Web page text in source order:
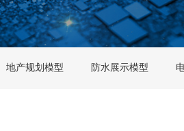
地产规划模型 防水展示模型